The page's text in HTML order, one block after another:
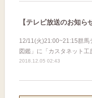
【テレビ放送のお知ら
12/11(火)21:00~21:15群馬
図鑑」に「カスタネット
2018.12.05 02:43